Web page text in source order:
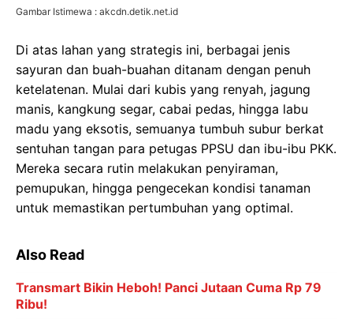
Gambar Istimewa : akcdn.detik.net.id
Di atas lahan yang strategis ini, berbagai jenis
sayuran dan buah-buahan ditanam dengan penuh
ketelatenan. Mulai dari kubis yang renyah, jagung
manis, kangkung segar, cabai pedas, hingga labu
madu yang eksotis, semuanya tumbuh subur berkat
sentuhan tangan para petugas PPSU dan ibu-ibu PKK.
Mereka secara rutin melakukan penyiraman,
pemupukan, hingga pengecekan kondisi tanaman
untuk memastikan pertumbuhan yang optimal.
Also Read
Transmart Bikin Heboh! Panci Jutaan Cuma Rp 79
Ribu!